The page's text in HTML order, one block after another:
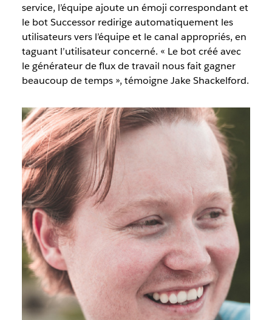
service, l’équipe ajoute un émoji correspondant et
le bot Successor redirige automatiquement les
utilisateurs vers l’équipe et le canal appropriés, en
taguant l’utilisateur concerné. « Le bot créé avec
le générateur de flux de travail nous fait gagner
beaucoup de temps », témoigne Jake Shackelford.